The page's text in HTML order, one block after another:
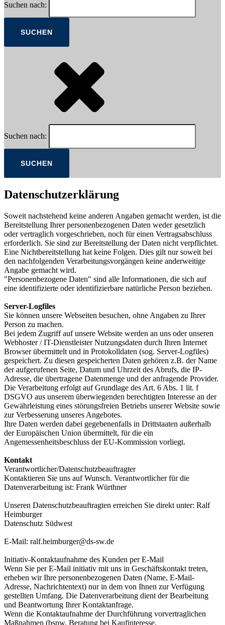
Suchen nach:
Suchen nach:
Datenschutzerklärung
Soweit nachstehend keine anderen Angaben gemacht werden, ist die
Bereitstellung Ihrer personenbezogenen Daten weder gesetzlich
oder vertraglich vorgeschrieben, noch für einen Vertragsabschluss
erforderlich. Sie sind zur Bereitstellung der Daten nicht verpflichtet.
Eine Nichtbereitstellung hat keine Folgen. Dies gilt nur soweit bei
den nachfolgenden Verarbeitungsvorgängen keine anderweitige
Angabe gemacht wird.
"Personenbezogene Daten" sind alle Informationen, die sich auf
eine identifizierte oder identifizierbare natürliche Person beziehen.
Server-Logfiles
Sie können unsere Webseiten besuchen, ohne Angaben zu Ihrer
Person zu machen.
Bei jedem Zugriff auf unsere Website werden an uns oder unseren
Webhoster / IT-Dienstleister Nutzungsdaten durch Ihren Internet
Browser übermittelt und in Protokolldaten (sog. Server-Logfiles)
gespeichert. Zu diesen gespeicherten Daten gehören z.B. der Name
der aufgerufenen Seite, Datum und Uhrzeit des Abrufs, die IP-
Adresse, die übertragene Datenmenge und der anfragende Provider.
Die Verarbeitung erfolgt auf Grundlage des Art. 6 Abs. 1 lit. f
DSGVO aus unserem überwiegenden berechtigten Interesse an der
Gewährleistung eines störungsfreien Betriebs unserer Website sowie
zur Verbesserung unseres Angebotes.
Ihre Daten werden dabei gegebenenfalls in Drittstaaten außerhalb
der Europäischen Union übermittelt, für die ein
Angemessenheitsbeschluss der EU-Kommission vorliegt.
Kontakt
Verantwortlicher/Datenschutzbeauftragter
Kontaktieren Sie uns auf Wunsch. Verantwortlicher für die
Datenverarbeitung ist: Frank Würthner
Unseren Datenschutzbeauftragten erreichen Sie direkt unter: Ralf
Heimburger
Datenschutz Südwest
E-Mail: ralf.heimburger@ds-sw.de
Initiativ-Kontaktaufnahme des Kunden per E-Mail
Wenn Sie per E-Mail initiativ mit uns in Geschäftskontakt treten,
erheben wir Ihre personenbezogenen Daten (Name, E-Mail-
Adresse, Nachrichtentext) nur in dem von Ihnen zur Verfügung
gestellten Umfang. Die Datenverarbeitung dient der Bearbeitung
und Beantwortung Ihrer Kontaktanfrage.
Wenn die Kontaktaufnahme der Durchführung vorvertraglichen
Maßnahmen (bspw. Beratung bei Kaufinteresse,